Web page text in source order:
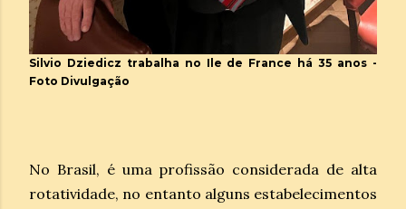
Silvio Dziedicz trabalha no Ile de France há 35 anos -
Foto Divulgação
No Brasil, é uma profissão considerada de alta
rotatividade, no entanto alguns estabelecimentos